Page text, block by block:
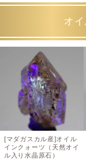
オ
[マダガスカル産]オイル
インクォーツ（天然オイ
ル入り水晶原石）